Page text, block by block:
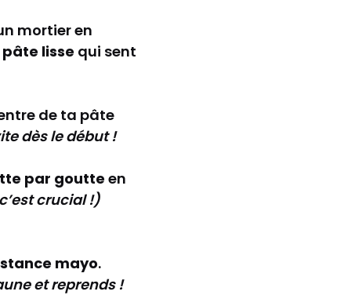
mortier en
pâte lisse qui sent
de ta pâte
dès le début !
par goutte en
crucial !)
mayo.
et reprends !